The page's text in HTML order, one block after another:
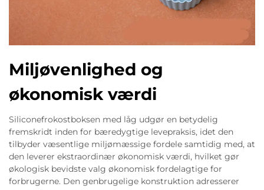
Miljøvenlighed og
økonomisk værdi
Siliconefrokostboksen med låg udgør en betydelig
fremskridt inden for bæredygtige levepraksis, idet den
tilbyder væsentlige miljømæssige fordele samtidig med, at
den leverer ekstraordinær økonomisk værdi, hvilket gør
økologisk bevidste valg økonomisk fordelagtige for
forbrugerne. Den genbrugelige konstruktion adresserer